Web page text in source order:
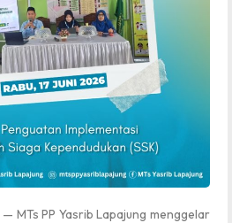
— MTs PP Yasrib Lapajung menggelar